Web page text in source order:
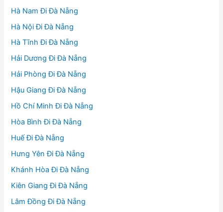
Hà Nam Đi Đà Nẵng
Hà Nội Đi Đà Nẵng
Hà Tĩnh Đi Đà Nẵng
Hải Dương Đi Đà Nẵng
Hải Phòng Đi Đà Nẵng
Hậu Giang Đi Đà Nẵng
Hồ Chí Minh Đi Đà Nẵng
Hòa Bình Đi Đà Nẵng
Huế Đi Đà Nẵng
Hưng Yên Đi Đà Nẵng
Khánh Hòa Đi Đà Nẵng
Kiên Giang Đi Đà Nẵng
Lâm Đồng Đi Đà Nẵng